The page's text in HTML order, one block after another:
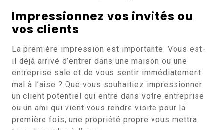
Impressionnez vos invités ou
vos clients
La première impression est importante. Vous est-
il déjà arrivé d’entrer dans une maison ou une
entreprise sale et de vous sentir immédiatement
mal à l’aise ? Que vous souhaitiez impressionner
un client potentiel qui entre dans votre entreprise
ou un ami qui vient vous rendre visite pour la
première fois, une propriété propre vous mettra